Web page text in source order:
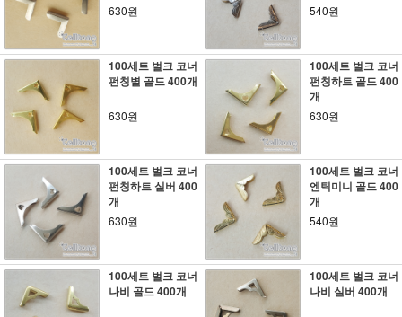
630원 540원
100세트 벌크 코너
펀칭별 골드 400개
630원
100세트 벌크 코너
펀칭하트 골드 400
개
630원
100세트 벌크 코너
펀칭하트 실버 400
개
630원
100세트 벌크 코너
엔틱미니 골드 400
개
540원
100세트 벌크 코너
나비 골드 400개
100세트 벌크 코너
나비 실버 400개